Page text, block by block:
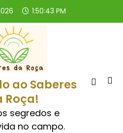
1:50:43 PM
ao Saberes
Roça!
segredos e
no campo.